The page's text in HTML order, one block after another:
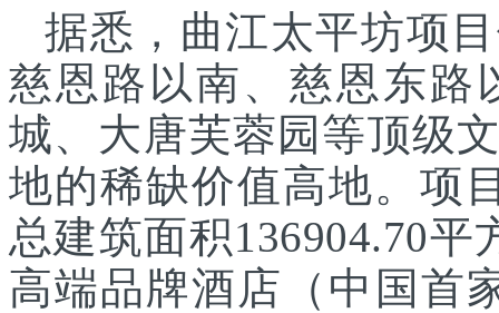
据悉，曲江太平坊项
慈恩路以南、慈恩东路
城、大唐芙蓉园等顶级
地的稀缺价值高地。项
总建筑面积136904.70
高端品牌酒店（中国首